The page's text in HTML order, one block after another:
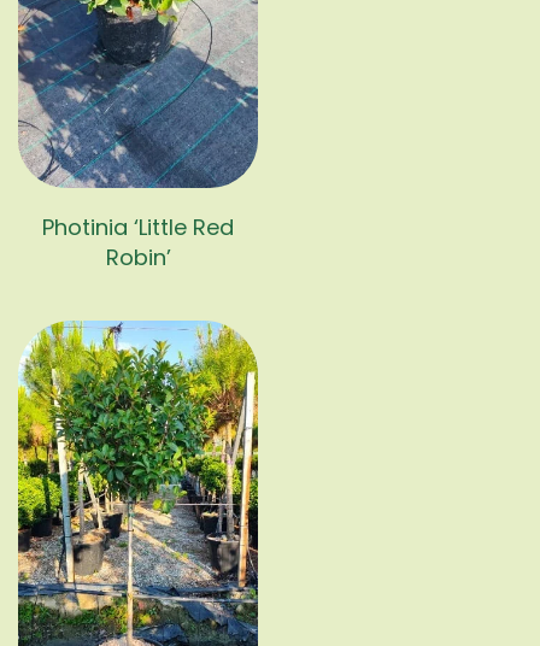
Photinia ‘Little Red
Robin’